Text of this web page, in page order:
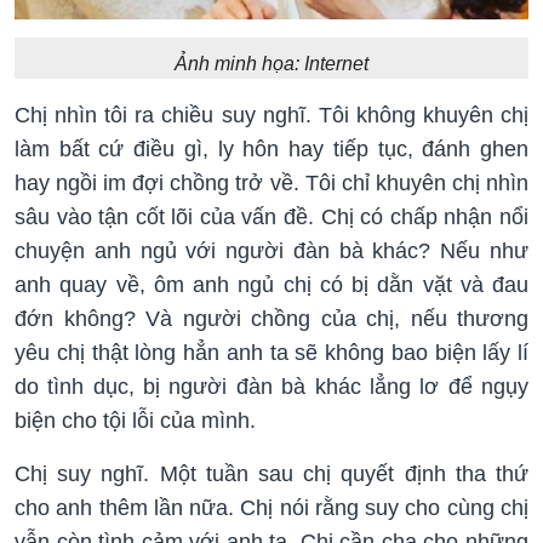
Ảnh minh họa: Internet
Chị nhìn tôi ra chiều suy nghĩ. Tôi không khuyên chị
làm bất cứ điều gì, ly hôn hay tiếp tục, đánh ghen
hay ngồi im đợi chồng trở về. Tôi chỉ khuyên chị nhìn
sâu vào tận cốt lõi của vấn đề. Chị có chấp nhận nổi
chuyện anh ngủ với người đàn bà khác? Nếu như
anh quay về, ôm anh ngủ chị có bị dằn vặt và đau
đớn không? Và người chồng của chị, nếu thương
yêu chị thật lòng hẳn anh ta sẽ không bao biện lấy lí
do tình dục, bị người đàn bà khác lẳng lơ để ngụy
biện cho tội lỗi của mình.
Chị suy nghĩ. Một tuần sau chị quyết định tha thứ
cho anh thêm lần nữa. Chị nói rằng suy cho cùng chị